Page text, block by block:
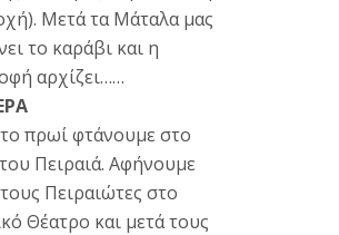
Μετά τα Μάταλα μας
το καράβι και η
αρχίζει……
πρωί φτάνουμε στο
Πειραιά. Αφήνουμε
Πειραιώτες στο
Θέατρο και μετά τους